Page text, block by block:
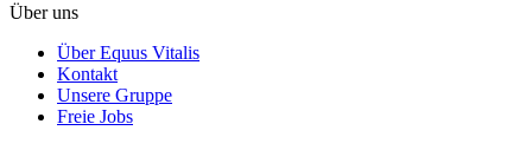
Über uns
Über Equus Vitalis
Kontakt
Unsere Gruppe
Freie Jobs